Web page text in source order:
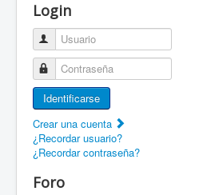
Patines Solidarios
¿Cómo asociarme? Ventajas
Movilidad en patines F.A.Q.
Enlaces
EN: Welcome to ZaragozaRoller!
Login
Usuario
Contraseña
Identificarse
Crear una cuenta
¿Recordar usuario?
¿Recordar contraseña?
Foro